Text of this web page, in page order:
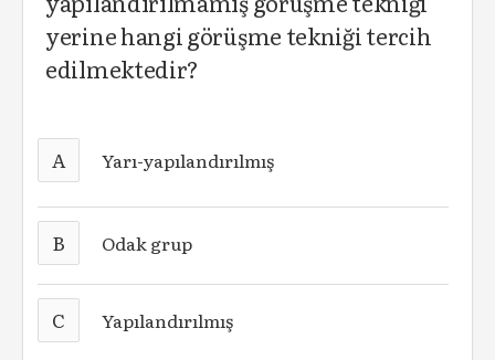
yerine hangi görüşme tekniği tercih
edilmektedir?
A Yarı-yapılandırılmış
B Odak grup
C Yapılandırılmış